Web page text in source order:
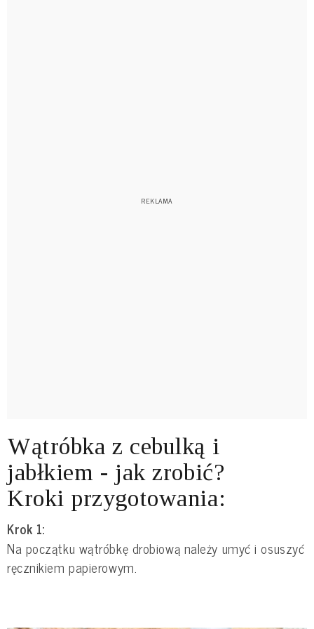
Wątróbka z cebulką i
jabłkiem - jak zrobić?
Kroki przygotowania:
Krok 1:
Na początku wątróbkę drobiową należy umyć i osuszyć
ręcznikiem papierowym.